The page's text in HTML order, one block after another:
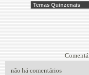
não há comentários